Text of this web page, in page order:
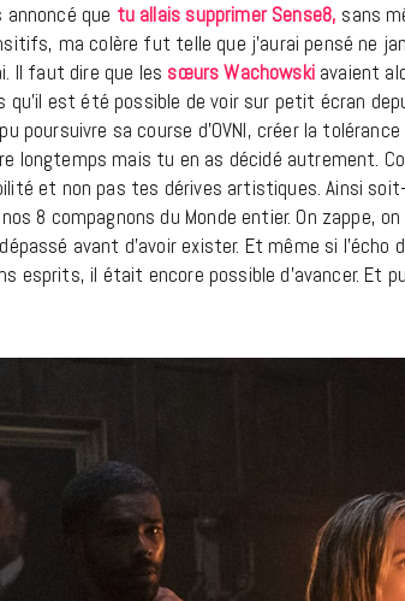
que tu allais supprimer Sense8, sans
ma colère fut telle que j’aurai pensé ne
Il faut dire que les sœurs Wachowskiavaient
qu’il est été possible de voir sur petit écran
poursuivre sa course d’OVNI, créer la
longtemps mais tu en as décidé autrement.
et non pas tes dérives artistiques. Ainsi soit-
8 compagnons du Monde entier. On zappe,
avant d’avoir exister. Et même si l’écho
esprits, il était encore possible d’avancer. Et